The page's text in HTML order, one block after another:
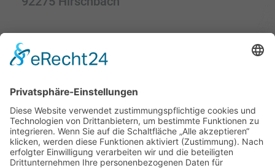
Kontaktdaten:
computerladen.de
Mail: computerladen@knahn.de
Phone: 01577 9599992